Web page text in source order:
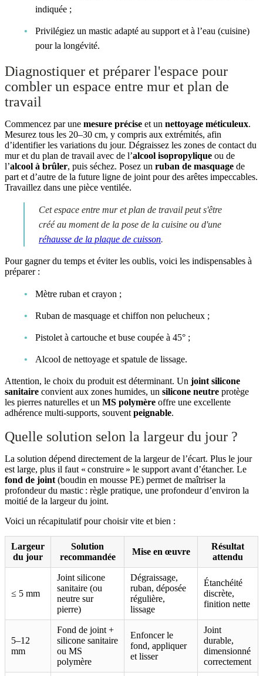
indiquée ;
Privilégiez un mastic adapté au support et à l’eau (cuisine)
pour la longévité.
Diagnostiquer et préparer l'espace pour
combler un espace entre mur et plan de
travail
Commencez par une mesure précise et un nettoyage méticuleux.
Mesurez tous les 20–30 cm, y compris aux extrémités, afin
d’identifier les variations du jour. Dégraissez les zones de contact du
mur et du plan de travail avec de l’alcool isopropylique ou de
l’alcool à brûler, puis séchez. Posez un ruban de masquage de
part et d’autre de la future ligne de joint pour des arêtes impeccables.
Travaillez dans une pièce ventilée.
Cet espace entre mur et plan de travail peut s'être
créé au moment de la pose de la cuisine ou d'une
réhausse de la plaque de cuisson.
Pour gagner du temps et éviter les oublis, voici les indispensables à
préparer :
Mètre ruban et crayon ;
Ruban de masquage et chiffon non pelucheux ;
Pistolet à cartouche et buse coupée à 45° ;
Alcool de nettoyage et spatule de lissage.
Attention, le choix du produit est déterminant. Un joint silicone
sanitaire convient aux zones humides, un silicone neutre protège
les pierres naturelles et un MS polymère offre une excellente
adhérence multi‑supports, souvent peignable.
Quelle solution selon la largeur du jour ?
La solution dépend directement de la largeur de l’écart. Plus le jour
est large, plus il faut « construire » le support avant d’étancher. Le
fond de joint (boudin en mousse PE) permet de maîtriser la
profondeur du mastic : règle pratique, une profondeur d’environ la
moitié de la largeur du joint.
Voici un récapitulatif pour choisir vite et bien :
Largeur
du jour
Solution
recommandée
Mise en œuvre
Résultat
attendu
≤ 5 mm
Joint silicone
sanitaire (ou
neutre sur
pierre)
Dégraissage,
ruban, déposée
régulière,
lissage
Étanchéité
discrète,
finition nette
5–12
mm
Fond de joint +
silicone sanitaire
ou MS
polymère
Enfoncer le
fond, appliquer
et lisser
Joint
durable,
dimensionné
correctement